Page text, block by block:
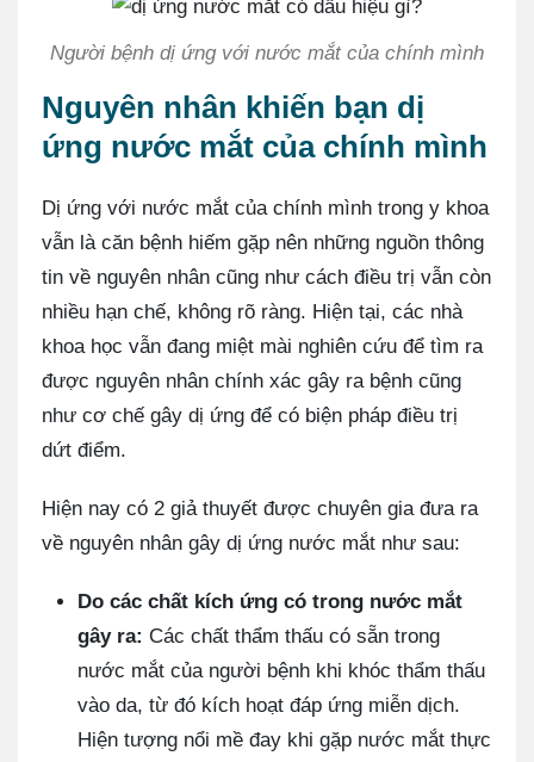
Người bệnh dị ứng với nước mắt của chính mình
Nguyên nhân khiến bạn dị
ứng nước mắt của chính mình
Dị ứng với nước mắt của chính mình trong y khoa
vẫn là căn bệnh hiếm gặp nên những nguồn thông
tin về nguyên nhân cũng như cách điều trị vẫn còn
nhiều hạn chế, không rõ ràng. Hiện tại, các nhà
khoa học vẫn đang miệt mài nghiên cứu để tìm ra
được nguyên nhân chính xác gây ra bệnh cũng
như cơ chế gây dị ứng để có biện pháp điều trị
dứt điểm.
Hiện nay có 2 giả thuyết được chuyên gia đưa ra
về nguyên nhân gây dị ứng nước mắt như sau:
Do các chất kích ứng có trong nước mắt
gây ra: Các chất thẩm thấu có sẵn trong
nước mắt của người bệnh khi khóc thẩm thấu
vào da, từ đó kích hoạt đáp ứng miễn dịch.
Hiện tượng nổi mề đay khi gặp nước mắt thực